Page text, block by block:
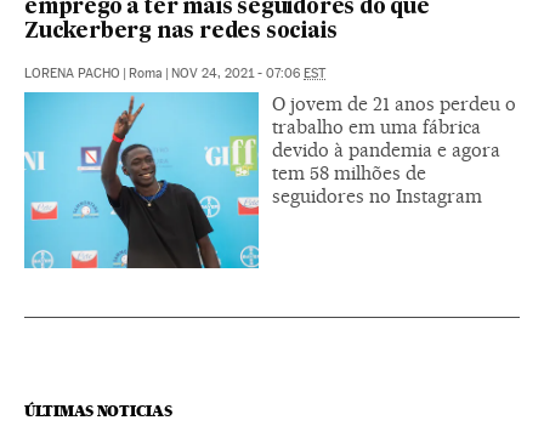
emprego a ter mais seguidores do que
Zuckerberg nas redes sociais
LORENA PACHO | Roma | NOV 24, 2021 - 07:06 EST
O jovem de 21 anos perdeu o
trabalho em uma fábrica
devido à pandemia e agora
tem 58 milhões de
seguidores no Instagram
ÚLTIMAS NOTICIAS